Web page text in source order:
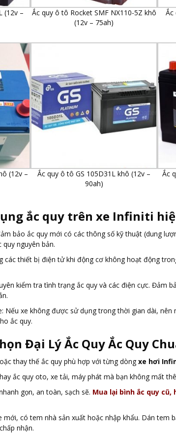
(12v –
Ắc quy ô tô Rocket SMF NX110-5Z khô
(12v – 75ah)
Ắc
(12v –
Ắc quy ô tô GS 105D31L khô (12v –
90ah)
Ắc
ắc quy trên xe Infiniti
bảo ắc quy mới có các thông số kỹ thuật (dung
nguyên bản.
các thiết bị điện tử khi động cơ không hoạt động
kiểm tra tình trạng ắc quy và các điện cực. Đảm
Nếu xe không được sử dụng trong thời gian dài, nên
ắc quy.
Đại Lý Ắc Quy Ắc Quy
thay thế ắc quy phù hợp với từng dòng xe hơi
ắc quy oto, xe tải, máy phát mà bạn không mất
gọn, an toàn, sạch sẽ. Mua lại bình ắc quy cũ,
mới, có tem nhà sản xuất hoặc nhập khẩu. Dán tem
nhận.